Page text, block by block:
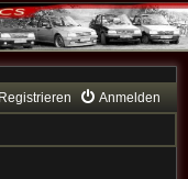
Anmelden
Registrieren